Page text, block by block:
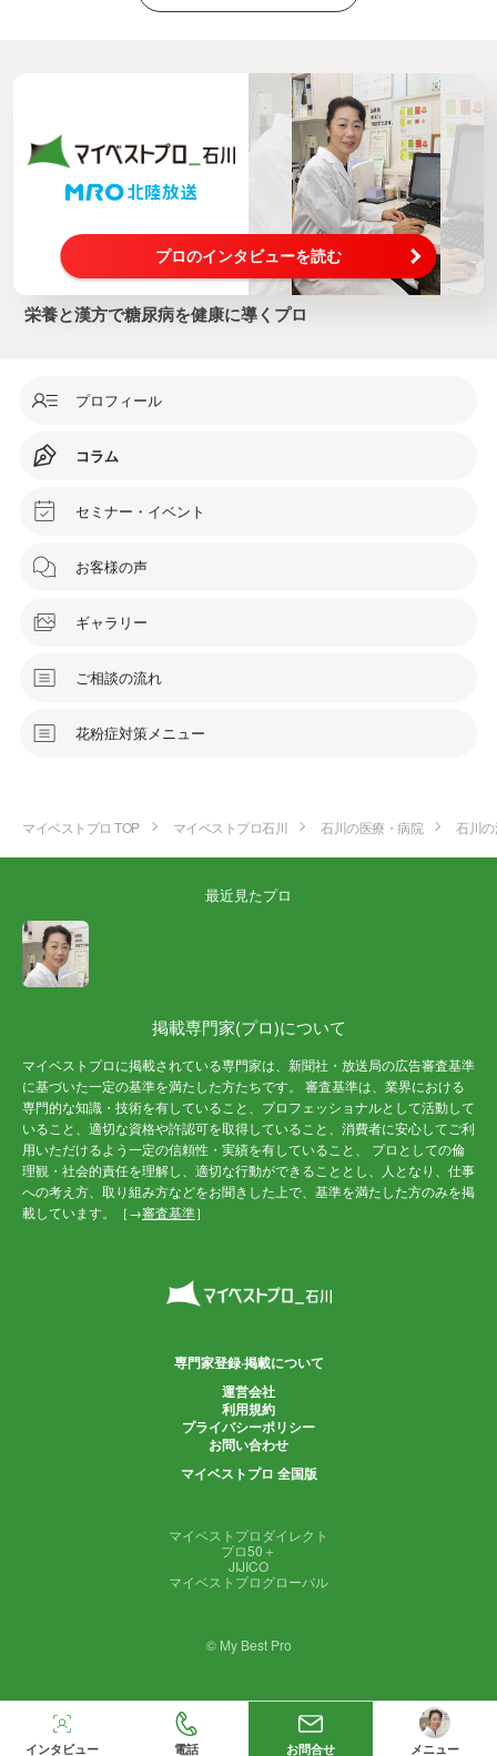
プロのインタビューを読む
栄養と漢方で糖尿病を健康に導くプロ
プロフィール
コラム
セミナー・イベント
お客様の声
ギャラリー
ご相談の流れ
花粉症対策メニュー
マイベストプロ TOP マイベストプロ石川 石川の医療・病院 石川
最近見たプロ
掲載専門家(プロ)について
マイベストプロに掲載されている専門家は、新聞社・放送局の広告審査基準
に基づいた一定の基準を満たした方たちです。 審査基準は、業界における
専門的な知識・技術を有していること、プロフェッショナルとして活動して
いること、適切な資格や許認可を取得していること、消費者に安心してご利
用いただけるよう一定の信頼性・実績を有していること、 プロとしての倫
理観・社会的責任を理解し、適切な行動ができることとし、人となり、仕事
への考え方、取り組み方などをお聞きした上で、基準を満たした方のみを掲
載しています。［→審査基準］
専門家登録·掲載について
運営会社
利用規約
プライバシーポリシー
お問い合わせ
マイベストプロ 全国版
マイベストプロダイレクト
プロ50＋
JIJICO
マイベストプログローバル
© My Best Pro
インタビュー 電話 お問合せ メニュー